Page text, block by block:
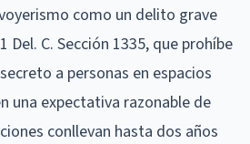
como un delito grave
Del. C. Sección 1335, que prohíbe
a personas en espacios
una expectativa razonable de
conllevan hasta dos años